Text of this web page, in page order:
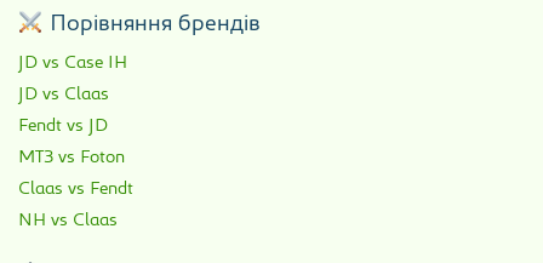
Порівняння брендів
JD vs Case IH
JD vs Claas
Fendt vs JD
МТЗ vs Foton
Claas vs Fendt
NH vs Claas